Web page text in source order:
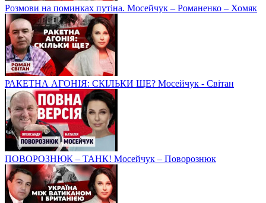
Розмови на поминках путіна. Мосейчук – Романенко – Хомяк
РАКЕТНА АГОНІЯ: СКІЛЬКИ ЩЕ? Мосейчук - Світан
ПОВОРОЗНЮК – ТАНК! Мосейчук – Поворознюк